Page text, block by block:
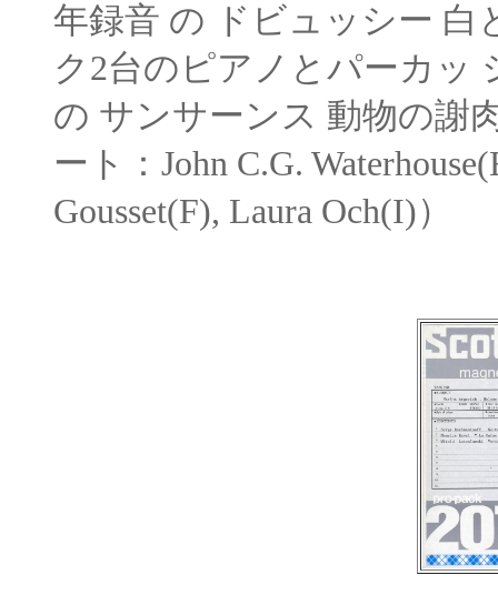
年録音 の ドビュッシー 白
ク2台のピアノとパーカッ
の サンサーンス 動物の謝
ート： John C.G.
Gousset(F), Laura Och(I)）